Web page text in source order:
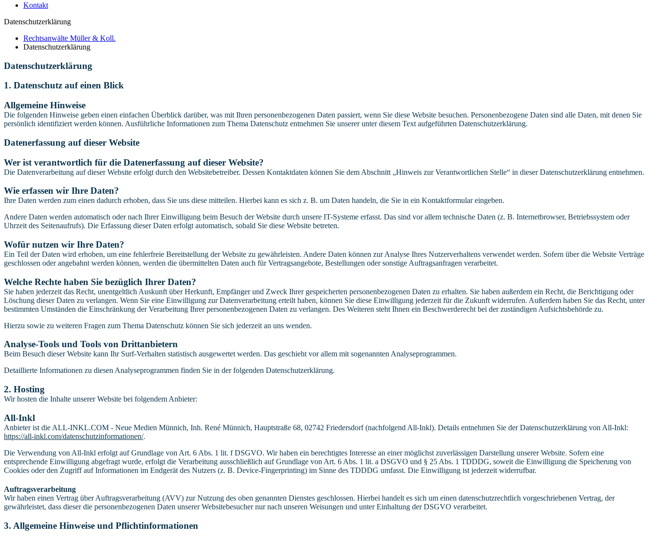
Kontakt
Datenschutzerklärung
Rechtsanwälte Müller & Koll.
Datenschutzerklärung
Datenschutz­erklärung
1. Datenschutz auf einen Blick
Allgemeine Hinweise
Die folgenden Hinweise geben einen einfachen Überblick darüber, was mit Ihren personenbezogenen Daten passiert, wenn Sie diese Website besuchen. Personenbezogene Daten sind alle Daten, mit denen Sie
persönlich identifiziert werden können. Ausführliche Informationen zum Thema Datenschutz entnehmen Sie unserer unter diesem Text aufgeführten Datenschutzerklärung.
Datenerfassung auf dieser Website
Wer ist verantwortlich für die Datenerfassung auf dieser Website?
Die Datenverarbeitung auf dieser Website erfolgt durch den Websitebetreiber. Dessen Kontaktdaten können Sie dem Abschnitt „Hinweis zur Verantwortlichen Stelle“ in dieser Datenschutzerklärung entnehmen.
Wie erfassen wir Ihre Daten?
Ihre Daten werden zum einen dadurch erhoben, dass Sie uns diese mitteilen. Hierbei kann es sich z. B. um Daten handeln, die Sie in ein Kontaktformular eingeben.
Andere Daten werden automatisch oder nach Ihrer Einwilligung beim Besuch der Website durch unsere IT-Systeme erfasst. Das sind vor allem technische Daten (z. B. Internetbrowser, Betriebssystem oder
Uhrzeit des Seitenaufrufs). Die Erfassung dieser Daten erfolgt automatisch, sobald Sie diese Website betreten.
Wofür nutzen wir Ihre Daten?
Ein Teil der Daten wird erhoben, um eine fehlerfreie Bereitstellung der Website zu gewährleisten. Andere Daten können zur Analyse Ihres Nutzerverhaltens verwendet werden. Sofern über die Website Verträge
geschlossen oder angebahnt werden können, werden die übermittelten Daten auch für Vertragsangebote, Bestellungen oder sonstige Auftragsanfragen verarbeitet.
Welche Rechte haben Sie bezüglich Ihrer Daten?
Sie haben jederzeit das Recht, unentgeltlich Auskunft über Herkunft, Empfänger und Zweck Ihrer gespeicherten personenbezogenen Daten zu erhalten. Sie haben außerdem ein Recht, die Berichtigung oder
Löschung dieser Daten zu verlangen. Wenn Sie eine Einwilligung zur Datenverarbeitung erteilt haben, können Sie diese Einwilligung jederzeit für die Zukunft widerrufen. Außerdem haben Sie das Recht, unter
bestimmten Umständen die Einschränkung der Verarbeitung Ihrer personenbezogenen Daten zu verlangen. Des Weiteren steht Ihnen ein Beschwerderecht bei der zuständigen Aufsichtsbehörde zu.
Hierzu sowie zu weiteren Fragen zum Thema Datenschutz können Sie sich jederzeit an uns wenden.
Analyse-Tools und Tools von Dritt­anbietern
Beim Besuch dieser Website kann Ihr Surf-Verhalten statistisch ausgewertet werden. Das geschieht vor allem mit sogenannten Analyseprogrammen.
Detaillierte Informationen zu diesen Analyseprogrammen finden Sie in der folgenden Datenschutzerklärung.
2. Hosting
Wir hosten die Inhalte unserer Website bei folgendem Anbieter:
All-Inkl
Anbieter ist die ALL-INKL.COM - Neue Medien Münnich, Inh. René Münnich, Hauptstraße 68, 02742 Friedersdorf (nachfolgend All-Inkl). Details entnehmen Sie der Datenschutzerklärung von All-Inkl:
https://all-inkl.com/datenschutzinformationen/.
Die Verwendung von All-Inkl erfolgt auf Grundlage von Art. 6 Abs. 1 lit. f DSGVO. Wir haben ein berechtigtes Interesse an einer möglichst zuverlässigen Darstellung unserer Website. Sofern eine
entsprechende Einwilligung abgefragt wurde, erfolgt die Verarbeitung ausschließlich auf Grundlage von Art. 6 Abs. 1 lit. a DSGVO und § 25 Abs. 1 TDDDG, soweit die Einwilligung die Speicherung von
Cookies oder den Zugriff auf Informationen im Endgerät des Nutzers (z. B. Device-Fingerprinting) im Sinne des TDDDG umfasst. Die Einwilligung ist jederzeit widerrufbar.
Auftragsverarbeitung
Wir haben einen Vertrag über Auftragsverarbeitung (AVV) zur Nutzung des oben genannten Dienstes geschlossen. Hierbei handelt es sich um einen datenschutzrechtlich vorgeschriebenen Vertrag, der
gewährleistet, dass dieser die personenbezogenen Daten unserer Websitebesucher nur nach unseren Weisungen und unter Einhaltung der DSGVO verarbeitet.
3. Allgemeine Hinweise und Pflicht­informationen